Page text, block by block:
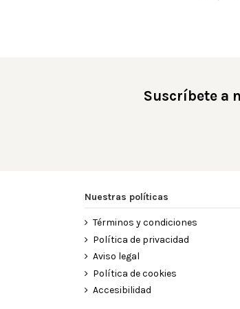
Suscríbete a
Nuestras políticas
Términos y condiciones
Política de privacidad
Aviso legal
Política de cookies
Accesibilidad